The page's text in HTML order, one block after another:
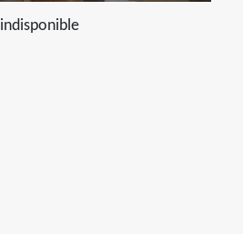
indisponible